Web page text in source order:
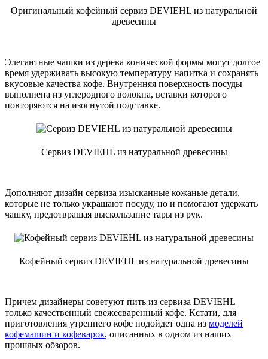
Оригинальный кофейный сервиз DEVIEHL из натуральной
древесины
Элегантные чашки из дерева конической формы могут долгое
время удерживать высокую температуру напитка и сохранять
вкусовые качества кофе. Внутренняя поверхность посуды
выполнена из углеродного волокна, вставки которого
повторяются на изогнутой подставке.
Сервиз DEVIEHL из натуральной древесины
Дополняют дизайн сервиза изысканные кожаные детали,
которые не только украшают посуду, но и помогают удержать
чашку, предотвращая выскользание тары из рук.
Кофейный сервиз DEVIEHL из натуральной древесины
Причем дизайнеры советуют пить из сервиза DEVIEHL
только качественный свежесваренный кофе. Кстати, для
приготовления утреннего кофе подойдет одна из моделей
кофемашин и кофеварок, описанных в одном из наших
прошлых обзоров.